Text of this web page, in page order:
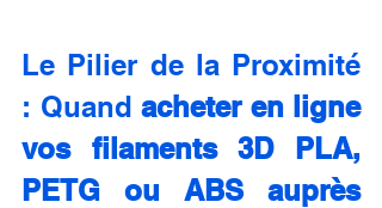
Le Pilier de la Proximité
: Quand acheter en ligne
vos filaments 3D PLA,
PETG ou ABS auprès